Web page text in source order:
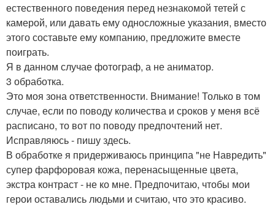
естественного поведения перед незнакомой тетей с
камерой, или давать ему односложные указания, вместо
этого составьте ему компанию, предложите вместе
поиграть.
Я в данном случае фотограф, а не аниматор.
3 обработка.
Это моя зона ответственности. Внимание! Только в том
случае, если по поводу количества и сроков у меня всё
расписано, то вот по поводу предпочтений нет.
Исправляюсь - пишу здесь.
В обработке я придерживаюсь принципа "не Навредить"
супер фарфоровая кожа, перенасыщенные цвета,
экстра контраст - не ко мне. Предпочитаю, чтобы мои
герои оставались людьми и считаю, что это красиво.